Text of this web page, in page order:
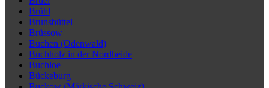
Brühl
Brunsbüttel
Brüssow
Buchen (Odenwald)
Buchholz in der Nordheide
Buchloe
Bückeburg